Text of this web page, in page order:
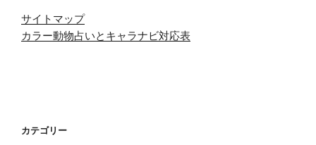
サイトマップ
カラー動物占いとキャラナビ対応表
カテゴリー